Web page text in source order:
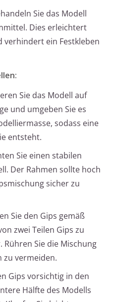
Sie das Modell
Dies erleichtert
ein Festkleben
Sie das Modell auf
und umgeben Sie es
sodass eine
entsteht.
Sie einen stabilen
Der Rahmen sollte hoch
sicher zu
Sie den Gips gemäß
zwei Teilen Gips zu
Rühren Sie die Mischung
zu vermeiden.
Gips vorsichtig in den
Hälfte des Modells